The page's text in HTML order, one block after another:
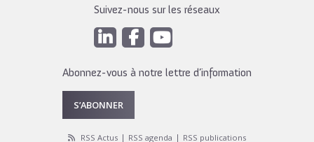
Suivez-nous sur les réseaux
Abonnez-vous à notre lettre d’information
S’ABONNER
RSS Actus RSS agenda RSS publications